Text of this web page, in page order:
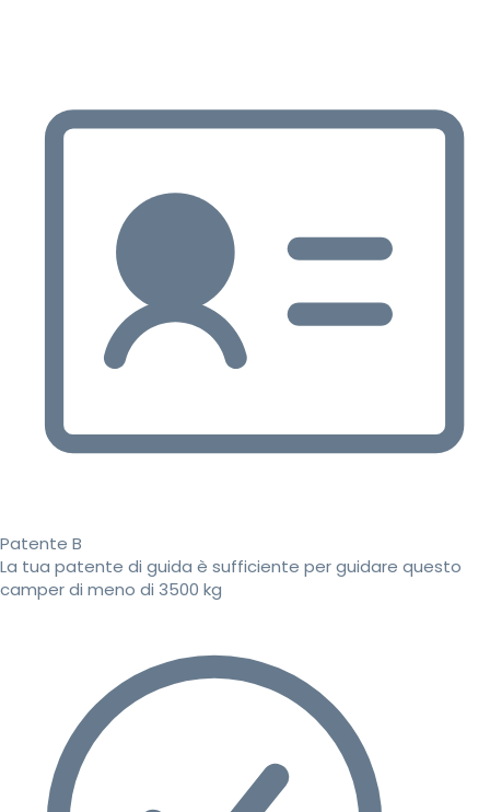
Patente B
La tua patente di guida è sufficiente per guidare questo
camper di meno di 3500 kg